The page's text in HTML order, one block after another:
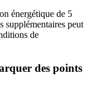
énergétique de 5
supplémentaires peut
de
des points